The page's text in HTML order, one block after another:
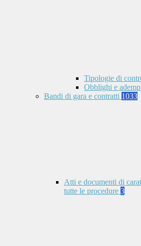
Tipologie di
Obblighi e
Bandi di gara e contratti 1033
Atti e documenti di
tutte le procedure 3